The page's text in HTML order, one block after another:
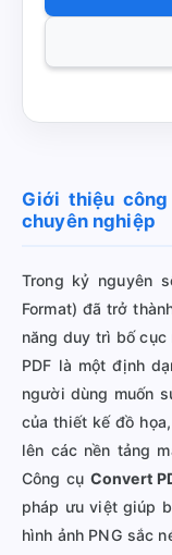
Giới thiệu công
chuyên nghiệp
Trong kỷ nguyên
Format) đã trở
năng duy trì bố cục
PDF là một định
người dùng muốn
của thiết kế đồ
lên các nền tảng
Công cụ Convert
pháp ưu việt giúp
hình ảnh PNG sắc